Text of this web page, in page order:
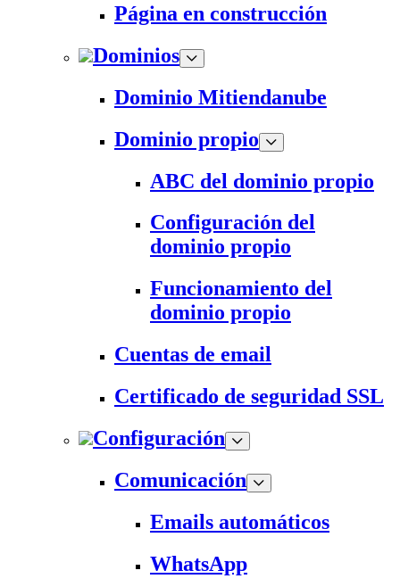
Página en construcción
Dominios
Dominio Mitiendanube
Dominio propio
ABC del dominio propio
Configuración del
dominio propio
Funcionamiento del
dominio propio
Cuentas de email
Certificado de seguridad SSL
Configuración
Comunicación
Emails automáticos
WhatsApp